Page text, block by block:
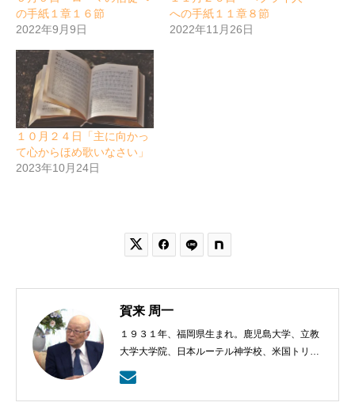
の手紙１章１６節
2022年9月9日
への手紙１１章８節
2022年11月26日
１０月２４日「主に向かっ
て心からほめ歌いなさい」
2023年10月24日
 
賀来 周一
１９３１年、福岡県生まれ。鹿児島大学、立教
大学大学院、日本ルーテル神学校、米国トリニ
ティー・ルーテル神学校卒業。日本福音ルーテ
ル教会牧師として、京都賀茂川、東京、札幌、
武蔵野教会を牧会。その後、ルーテル学院大学